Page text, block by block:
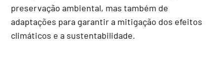
preservação ambiental, mas também de
adaptações para garantir a mitigação dos efeitos
climáticos e a sustentabilidade.